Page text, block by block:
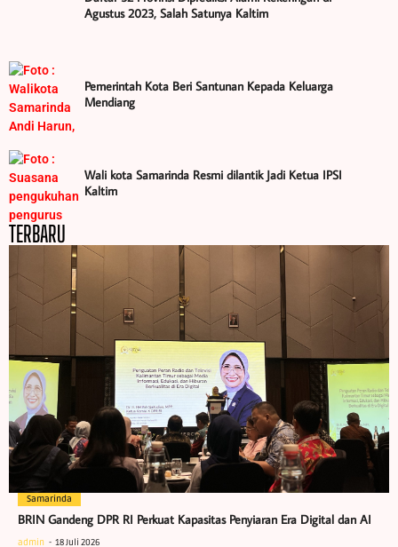
Agustus 2023, Salah Satunya Kaltim
Pemerintah Kota Beri Santunan Kepada Keluarga
Mendiang
Wali kota Samarinda Resmi dilantik Jadi Ketua IPSI
Kaltim
TERBARU
Samarinda
BRIN Gandeng DPR RI Perkuat Kapasitas Penyiaran Era Digital dan AI
admin 18 Juli 2026